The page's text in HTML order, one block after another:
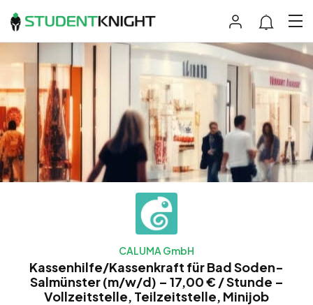
CALUMA GmbH
Kassenhilfe/Kassenkraft für Bad Soden-
Salmünster (m/w/d) – 17,00 € / Stunde –
Vollzeitstelle, Teilzeitstelle, Minijob